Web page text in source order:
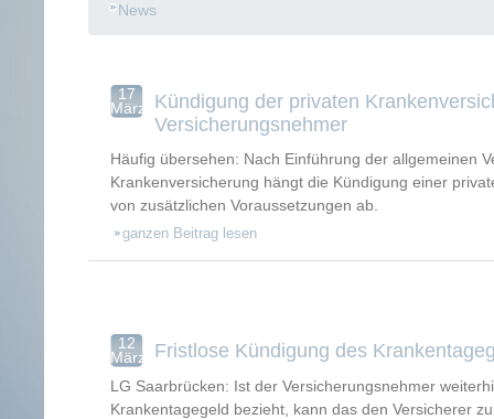
News
17
März
Kündigung der privaten
Versicherungsnehmer
Häufig übersehen: Nach Einführung der allgemeinen
Krankenversicherung hängt die Kündigung einer
von zusätzlichen Voraussetzungen ab.
ganzen Beitrag lesen
12
März
Fristlose Kündigung des
LG Saarbrücken: Ist der Versicherungsnehmer
Krankentagegeld bezieht, kann das den Versicherer